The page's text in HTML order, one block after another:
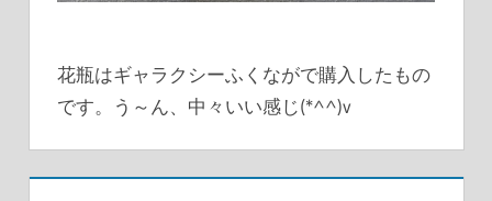
花瓶はギャラクシーふくながで購入したもの
です。う～ん、中々いい感じ(*^^)v